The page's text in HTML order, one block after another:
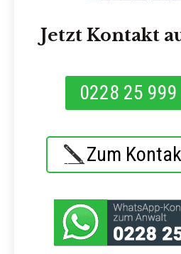
Zur kostenlosen
Ersteinschätzung
Jetzt Kontakt
0228 25 999
Zum